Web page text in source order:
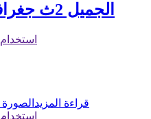
الجميل 2ث جغرافيا مايو 2026
قراءة المزيد